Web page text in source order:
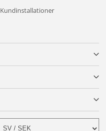
Kundinstallationer